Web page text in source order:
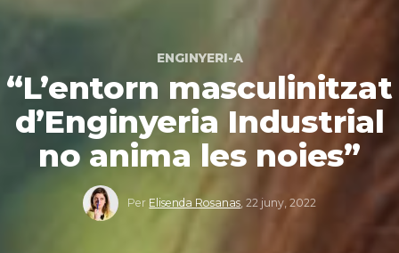
ENGINYERI-A
“L’entorn masculinitzat
d’Enginyeria Industrial
no anima les noies”
Per Elisenda Rosanas ,22 juny, 2022